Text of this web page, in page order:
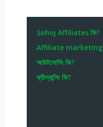
Sohoj Affiliates কি?
Affiliate marketing
আউটসোর্সিং কি?
ফ্রীল্যান্সিং কি?